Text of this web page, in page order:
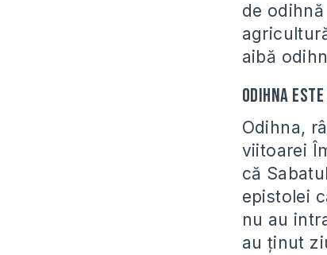
de
aibă
Odihna
Odihna,
viitoarei
că
epistolei
nu au
au ţinut